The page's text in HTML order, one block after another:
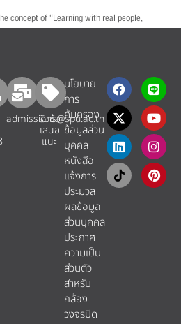
concept of “Learning with real people,
admissions@spu.ac.th
รับข้อ
เสนอ
แนะ​
นโยบาย
การ
คุ้มครอง
ข้อมูลส่วน
บุคคล
หนังสือ
แจ้งการ
ประมวล
ผลข้อมูล
ส่วนบุคคล
ประกาศ
ความเป็น
ส่วนตัว
สำหรับ
กล้อง
วงจรปิด